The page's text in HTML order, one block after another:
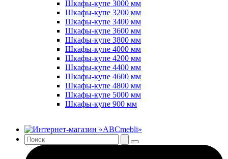
Шкафы-купе 3000 мм
Шкафы-купе 3200 мм
Шкафы-купе 3400 мм
Шкафы-купе 3600 мм
Шкафы-купе 3800 мм
Шкафы-купе 4000 мм
Шкафы-купе 4200 мм
Шкафы-купе 4400 мм
Шкафы-купе 4600 мм
Шкафы-купе 4800 мм
Шкафы-купе 5000 мм
Шкафы-купе 900 мм